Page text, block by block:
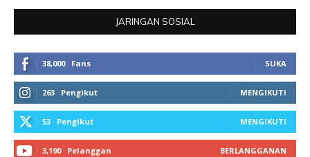
JARINGAN SOSIAL
38,000 Fans SUKA
263 Pengikut MENGIKUTI
53 Pengikut MENGIKUTI
3,190 Pelanggan BERLANGGANAN